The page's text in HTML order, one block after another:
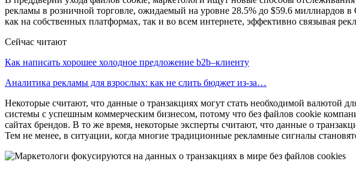
рекламы в розничной торговле, ожидаемый на уровне 28.5% до $59.6 миллиардов
как на собственных платформах, так и во всем интернете, эффективно связывая
Сейчас читают
Как написать хорошее холодное предложение b2b–клиенту
Аналитика рекламы для взрослых: как не слить бюджет из-за…
Некоторые считают, что данные о транзакциях могут стать необходимой валютой
системы с успешным коммерческим бизнесом, потому что без файлов cookie
сайтах брендов. В то же время, некоторые эксперты считают, что данные о
Тем не менее, в ситуации, когда многие традиционные рекламные сигналы